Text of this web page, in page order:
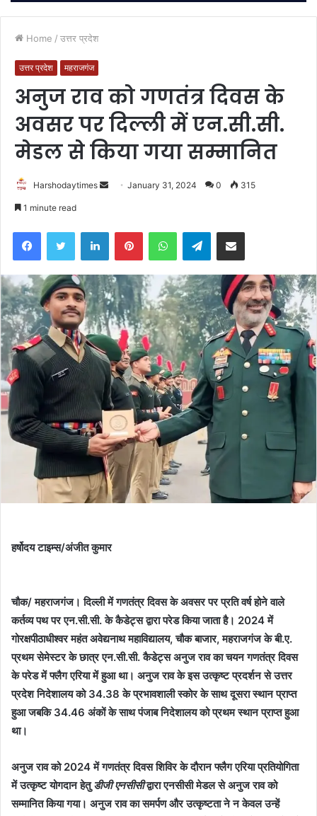
Home / उत्तर प्रदेश
उत्तर प्रदेश महराजगंज
अनुज राव को गणतंत्र दिवस के
अवसर पर दिल्ली में एन.सी.सी.
मेडल से किया गया सम्मानित
Harshodaytimes
SendJanuary 31, 2024 0 315
1 minute read
FacebookTwitter LinkedInPinterestWhatsAppTelegramShare via Email
हर्षोदय टाइम्स/अंजीत कुमार
चौक/ महराजगंज। दिल्ली में गणतंत्र दिवस के अवसर पर प्रति वर्ष होने वाले
कर्तव्य पथ पर एन.सी.सी. के कैडेट्स द्वारा परेड किया जाता है। 2024 में
गोरक्षपीठाधीश्वर महंत अवेद्यनाथ महाविद्यालय, चौक बाजार, महराजगंज के बी.ए.
प्रथम सेमेस्टर के छात्र एन.सी.सी. कैडेट्स अनुज राव का चयन गणतंत्र दिवस
के परेड में फ्लैग एरिया में हुआ था। अनुज राव के इस उत्कृष्ट प्रदर्शन से उत्तर
प्रदेश निदेशालय को 34.38 के प्रभावशाली स्कोर के साथ दूसरा स्थान प्राप्त
हुआ जबकि 34.46 अंकों के साथ पंजाब निदेशालय को प्रथम स्थान प्राप्त हुआ
था।
अनुज राव को 2024 में गणतंत्र दिवस शिविर के दौरान फ्लैग एरिया प्रतियोगिता
में उत्कृष्ट योगदान हेतुडीजी एनसीसीद्वारा एनसीसी मेडल से अनुज राव को
सम्मानित किया गया। अनुज राव का समर्पण और उत्कृष्टता ने न केवल उन्हें